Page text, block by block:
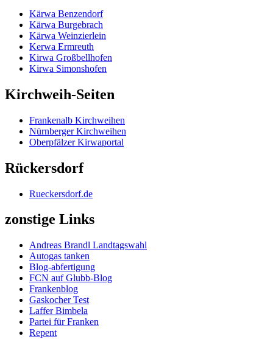
Kärwa Benzendorf
Kärwa Burgebrach
Kärwa Weinzierlein
Kerwa Ermreuth
Kirwa Großbellhofen
Kirwa Simonshofen
Kirchweih-Seiten
Frankenalb Kirchweihen
Nürnberger Kirchweihen
Oberpfälzer Kirwaportal
Rückersdorf
Rueckersdorf.de
zonstige Links
Andreas Brandl Landtagswahl
Autogas tanken
Blog-abfertigung
FCN auf Glubb-Blog
Frankenblog
Gaskocher Test
Laffer Bimbela
Partei für Franken
Repent